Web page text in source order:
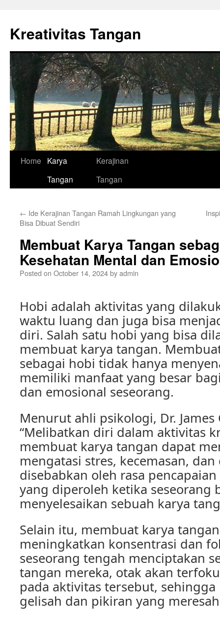
content
Kreativitas Tangan
Home
Karya
Tangan
Kerajinan
Tangan
← Ide Kerajinan Tangan Ramah Lingkungan yang
Bisa Dibuat Sendiri
Membuat Karya Tangan
Kesehatan Mental dan
Posted on October 14, 2024byadmin
Hobi adalah aktivitas yang
waktu luang dan juga bisa
diri. Salah satu hobi yang bisa
membuat karya tangan.
sebagai hobi tidak hanya
memiliki manfaat yang besar
dan emosional seseorang.
Menurut ahli psikologi, Dr. James
“Melibatkan diri dalam aktivitas
membuat karya tangan dapat
mengatasi stres, kecemasan, dan
disebabkan oleh rasa
yang diperoleh ketika seseorang
menyelesaikan sebuah karya
Selain itu, membuat karya
meningkatkan konsentrasi dan
seseorang tengah menciptakan
tangan mereka, otak akan
pada aktivitas tersebut,
gelisah dan pikiran yang